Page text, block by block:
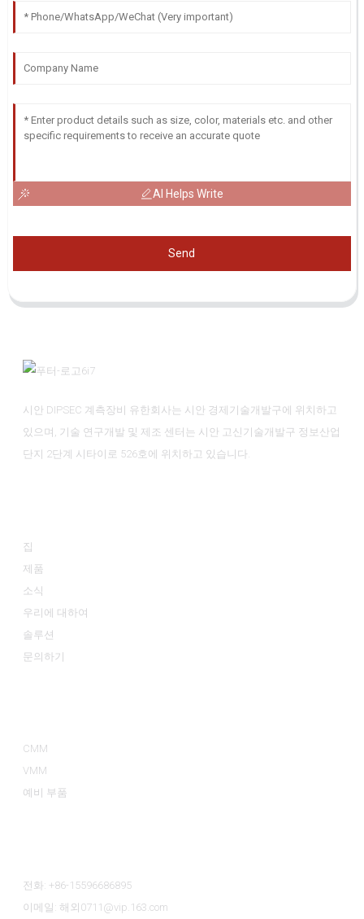
AI Helps Write
Send
시안 DIPSEC 계측장비 유한회사는 시안 경제기술개발구에 위치하고
있으며, 기술 연구개발 및 제조 센터는 시안 고신기술개발구 정보산업
단지 2단계 시타이로 526호에 위치하고 있습니다.
집
제품
소식
우리에 대하여
솔루션
문의하기
CMM
VMM
예비 부품
전화: +86-15596686895
이메일: 해외0711@vip.163.com